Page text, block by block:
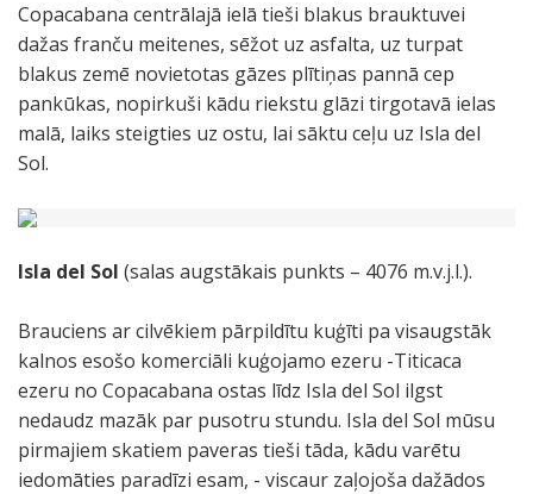
Copacabana centrālajā ielā tieši blakus brauktuvei
dažas franču meitenes, sēžot uz asfalta, uz turpat
blakus zemē novietotas gāzes plītiņas pannā cep
pankūkas, nopirkuši kādu riekstu glāzi tirgotavā ielas
malā, laiks steigties uz ostu, lai sāktu ceļu uz Isla del
Sol.
Isla del Sol (salas augstākais punkts – 4076 m.v.j.l.).
Brauciens ar cilvēkiem pārpildītu kuģīti pa visaugstāk
kalnos esošo komerciāli kuģojamo ezeru -Titicaca
ezeru no Copacabana ostas līdz Isla del Sol ilgst
nedaudz mazāk par pusotru stundu. Isla del Sol mūsu
pirmajiem skatiem paveras tieši tāda, kādu varētu
iedomāties paradīzi esam, - viscaur zaļojoša dažādos